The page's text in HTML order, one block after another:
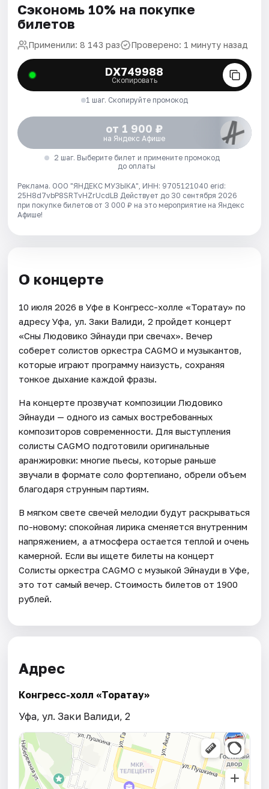
Сэкономь 10% на покупке
билетов
Применили: 8 143 раз Проверено: 1 минуту назад
DX749988
Скопировать
1 шаг. Скопируйте промокод
от 1 900 ₽
на Яндекс Афише
2 шаг. Выберите билет и примените промокод
до оплаты
Реклама. ООО "ЯНДЕКС МУЗЫКА", ИНН: 9705121040 erid:
25H8d7vbP8SRTvHZrUcdLB Действует до 30 сентября 2026
при покупке билетов от 3 000 ₽ на это мероприятие на Яндекс
Афише!
О концерте
10 июля 2026 в Уфе в Конгресс-холле «Торатау» по
адресу Уфа, ул. Заки Валиди, 2 пройдет концерт
«Сны Людовико Эйнауди при свечах». Вечер
соберет солистов оркестра CAGMO и музыкантов,
которые играют программу наизусть, сохраняя
тонкое дыхание каждой фразы.
На концерте прозвучат композиции Людовико
Эйнауди — одного из самых востребованных
композиторов современности. Для выступления
солисты CAGMO подготовили оригинальные
аранжировки: многие пьесы, которые раньше
звучали в формате соло фортепиано, обрели объем
благодаря струнным партиям.
В мягком свете свечей мелодии будут раскрываться
по-новому: спокойная лирика сменяется внутренним
напряжением, а атмосфера остается теплой и очень
камерной. Если вы ищете билеты на концерт
Солисты оркестра CAGMO с музыкой Эйнауди в Уфе,
это тот самый вечер. Стоимость билетов от 1900
рублей.
Адрес
Конгресс-холл «Торатау»
Уфа, ул. Заки Валиди, 2